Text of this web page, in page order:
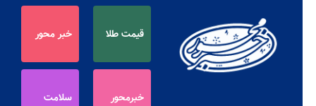
قیمت طلا خبر محور
خبرمحور سلامت